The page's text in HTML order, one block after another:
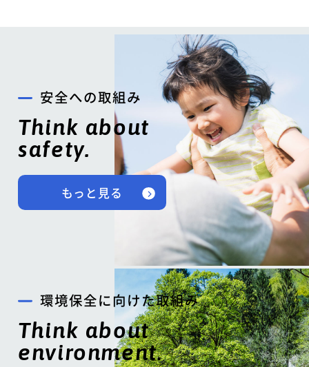
安全への取組み
Think about
safety.
もっと見る
環境保全に向けた取組み
Think about
environment.